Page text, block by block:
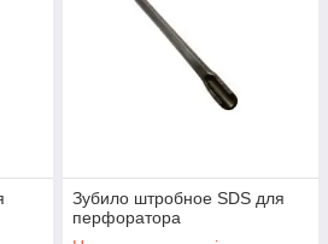
Зубило штробное SDS для
перфоратора